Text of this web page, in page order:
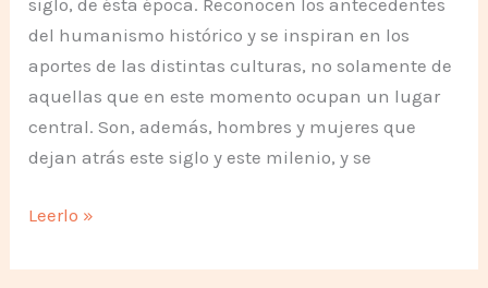
del humanismo histórico y se inspiran en los
aportes de las distintas culturas, no solamente de
aquellas que en este momento ocupan un lugar
central. Son, además, hombres y mujeres que
dejan atrás este siglo y este milenio, y se
Documento
Movimiento
Leerlo »